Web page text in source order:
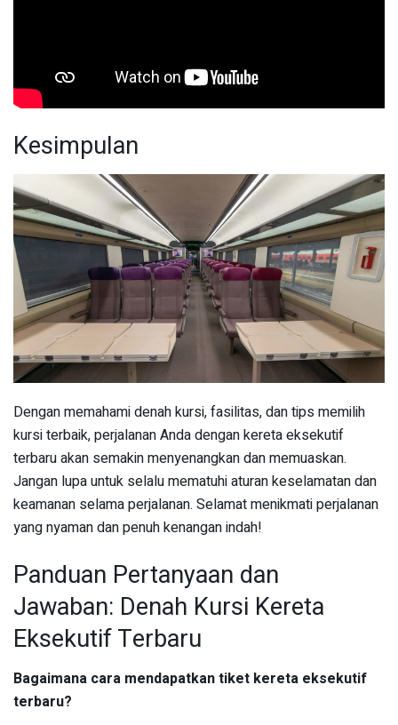
Kesimpulan
Dengan memahami denah kursi, fasilitas, dan tips memilih
kursi terbaik, perjalanan Anda dengan kereta eksekutif
terbaru akan semakin menyenangkan dan memuaskan.
Jangan lupa untuk selalu mematuhi aturan keselamatan dan
keamanan selama perjalanan. Selamat menikmati perjalanan
yang nyaman dan penuh kenangan indah!
Panduan Pertanyaan dan
Jawaban: Denah Kursi Kereta
Eksekutif Terbaru
Bagaimana cara mendapatkan tiket kereta eksekutif
terbaru?